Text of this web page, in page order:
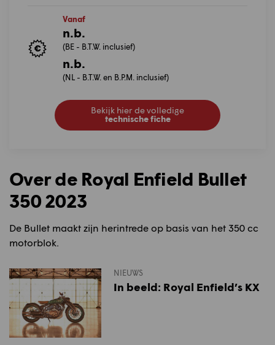
Vanaf
n.b.
(BE - B.T.W. inclusief)
n.b.
(NL - B.T.W. en B.P.M. inclusief)
Bekijk hier de volledige
technische fiche
Over de Royal Enfield Bullet
350 2023
De Bullet maakt zijn herintrede op basis van het 350 cc
motorblok.
NIEUWS
In beeld: Royal Enfield’s KX